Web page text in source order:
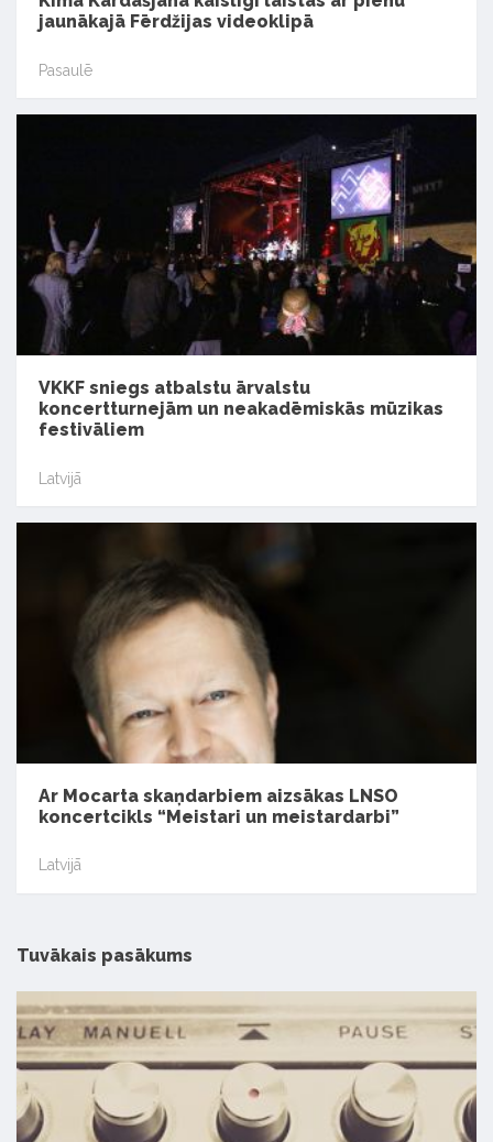
jaunākajā Fērdžijas videoklipā
Pasaulē
VKKF sniegs atbalstu ārvalstu
koncertturnejām un neakadēmiskās mūzikas
festivāliem
Latvijā
Ar Mocarta skaņdarbiem aizsākas LNSO
koncertcikls “Meistari un meistardarbi”
Latvijā
Tuvākais pasākums